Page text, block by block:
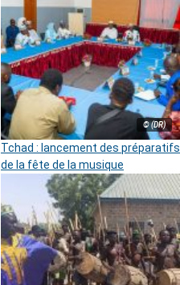
© (DR)
Tchad : lancement des préparatifs
de la fête de la musique